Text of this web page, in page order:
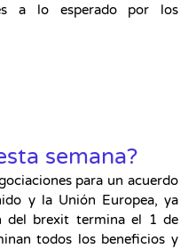
a lo esperado por los
semana?
para un acuerdo
y la Unión Europea, ya
del brexit termina el 1 de
todos los beneficios y